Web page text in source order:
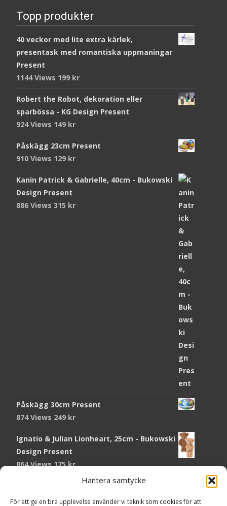
Hantera samtycke
För att ge en bra upplevelse använder vi teknik som cookies för att
Topp produkter
40 veckor med lite extra kärlek,
presentask med romantiska uppmaningar
Present
1144 Views 199 kr
Robert the Robot, dekoration eller
sparbössa - KG Design Present
924 Views 149 kr
Påskägg 23cm Present
910 Views 129 kr
Kanin Patrick & Gabrielle, 40cm - Bukowski
Design Present
886 Views 315 kr
Påskägg 30cm Present
874 Views 249 kr
Ignatio & Julian Lionheart, 25cm - Bukowski
Design Present
864 Views175kr
Chokladmynt Påskmotiv Present
820 Views25kr
Powered by WordPress , Themei-craftby TemplatesNext.